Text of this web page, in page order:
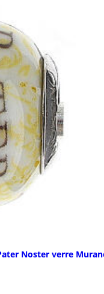
Noster verre